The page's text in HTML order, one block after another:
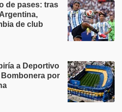
de pases: tras
de club
a Deportivo
Bombonera por